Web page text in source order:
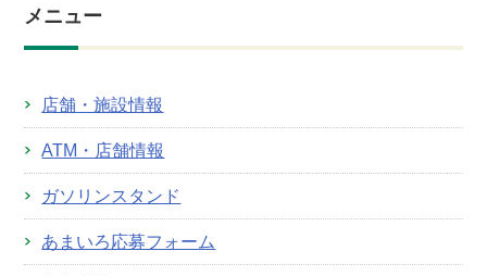
メニュー
店舗・施設情報
ATM・店舗情報
ガソリンスタンド
あまいろ応募フォーム